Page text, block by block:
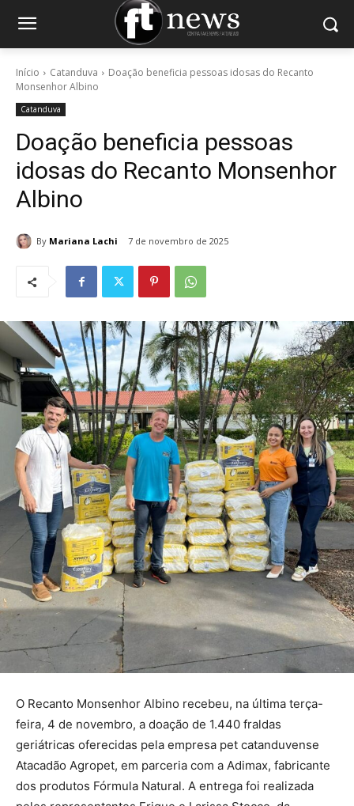
Início Catanduva
Doação beneficia pessoas idosas do Recanto
Monsenhor Albino
Catanduva
Doação beneficia pessoas
idosas do Recanto Monsenhor
Albino
By Mariana Lachi 7 de novembro de 2025
O Recanto Monsenhor Albino recebeu, na última terça-
feira, 4 de novembro, a doação de 1.440 fraldas
geriátricas oferecidas pela empresa pet catanduvense
Atacadão Agropet, em parceria com a Adimax, fabricante
dos produtos Fórmula Natural. A entrega foi realizada